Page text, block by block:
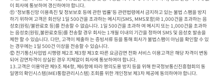
이 회사에 통보하여 갱신하여야 합니다.
⑪ ‘정보통신망 이용촉진 및 정보보호 등에 관한 법률’등 관련법령에서 금지하고 있는 불법 스팸을 방지
하기 위하여 고객은 회선당 1일 500건을 초과하는 메시지(SMS, MMS포함)와 1,000건을 초과하는 음
성호(원링/불완료호 등)를 전송할 수 없습니다. 1일 500건을 초과하 여 메시지 또는 1,000건을 초과하
는 음성호(원링,불완료호등)를 전송할 경우 회사는 1개월 이내의 기간을 정하여 SMS 및 음성호 발송을
제한 할 수 있습니다. 다만, 고객이 제출하 는 증빙서류 등을 통해 회사가 불법스팸이 아님을 확인할 수 있
는 경우에는 1일 500건 이상을 전송할 수 있습니다.
⑫ 전기통신사업법 시행령 제2조 제3항 제3호 따른 요금감면 전화 서비스 이용고객은 해당 자격이 변동
되어 감면자격이 상실된 경우 지체없이 회사에 통보하여야 합니다.
13.고객은 이용약관 제9조 제4항, 제6항에 따라 명의도용 방지 등을 위해 한국정보통신진흥협회의 동
일명의 확인시스템(IMEI통합관리시스템) 조회를 위한 개인정보 제3자 제공에 동의하여야 합니다.